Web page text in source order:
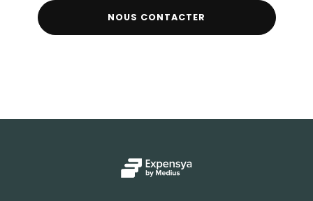
NOUS CONTACTER